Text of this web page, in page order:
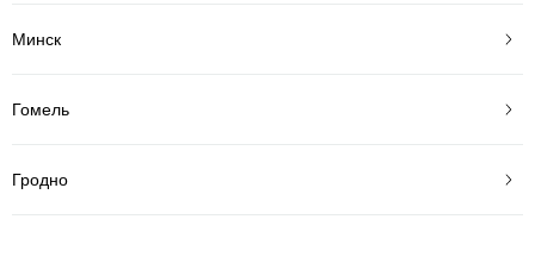
Минск
Гомель
Гродно